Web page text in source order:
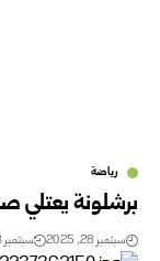
رياضة
برشلونة يعتلي
سبتمبر 28, 2025 سبتمبر 28, 2025